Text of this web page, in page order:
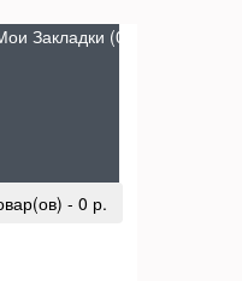
Закладки (0)
- 0 р.